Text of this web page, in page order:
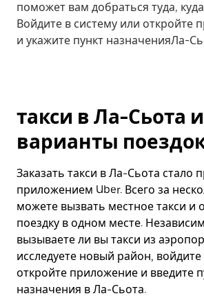
поможет вам добраться туда,
Войдите в систему или откройте
и укажите пункт назначенияЛа-
такси в Ла-Сьота
варианты
Заказать такси в Ла-Сьота стало
приложением Uber. Всего за
можете вызвать местное такси и
поездку в одном месте.
вызываете ли вы такси из
исследуете новый район,
откройте приложение и введите
назначения в Ла-Сьота.